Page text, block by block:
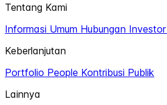
Tentang Kami
Informasi Umum Hubungan Investor
Keberlanjutan
Portfolio People Kontribusi Publik
Lainnya